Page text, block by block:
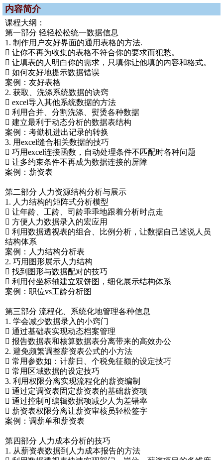
内容简介
课程大纲：
第一部分 轻轻松松统一数据信息
1. 制作用户友好界面的通用表格的方法.
 让你不再为收集的表格不符合你的要求而犯愁。
 让填表的人明白你的需求，只填你让他填的内容和格式。
 如何友好地提示数据错误
案例：友好表格
2. 获取、洗涤系统数据的诀窍
 excel导入其他系统数据的方法
 利用合并、分割洗涤、熨烫各种数据
 建立最利于动态分析的数据表结构
案例：考勤机进出记录的转换
3. 用excel缝合相关数据的技巧
 巧用excel连接函数，自动处理条件不匹配时各种问题
 让多约束条件不再成为数据连接的屏障
案例：薪资表
第二部分 人力资源结构分析与展示
1. 人力结构的矩阵式分析模型
 让年龄、工龄、司龄乖乖地跟着分析时点走
 方便人力数据录入的宏应用
 利用数据透视表的组合、比例分析，让数据自己述说人员
结构体系
案例：人力结构分析表
2. 巧用图形展示人力结构
 找到图形与数据配对的技巧
 利用付坐标轴建立双饼图，细化展示结构体系
案例：职位vs工龄分析图
第三部分 流程化、系统化地管理各种信息
1. 学会减少数据录入的小窍门
 通过基础表实现动态档案管理
 报告数据表和核算数据表分离带来的高效办公
2. 避免频繁调整薪资表公式的小方法
 常用参数如：计薪日、个税免征额的设定技巧
 常用区域数据的设定技巧
3. 利用权限分离实现流程化的薪资编制
 通过定调资表固定薪资表的基础薪资项
 通过控制可编辑数据项减少人为差错率
 薪资表权限分离让薪资审核员轻松签字
案例：调薪单和薪资表
第四部分 人力成本分析的技巧
1. 从薪资表数据到人力成本报告的方法